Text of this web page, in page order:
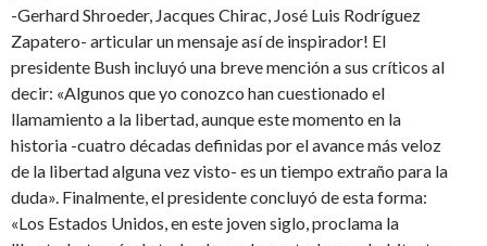
-Gerhard Shroeder, Jacques Chirac, José Luis Rodríguez
Zapatero- articular un mensaje así de inspirador! El
presidente Bush incluyó una breve mención a sus críticos al
decir: «Algunos que yo conozco han cuestionado el
llamamiento a la libertad, aunque este momento en la
historia -cuatro décadas definidas por el avance más veloz
de la libertad alguna vez visto- es un tiempo extraño para la
duda». Finalmente, el presidente concluyó de esta forma:
«Los Estados Unidos, en este joven siglo, proclama la